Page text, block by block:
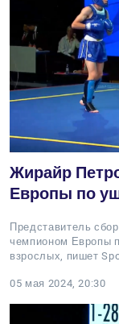
Жирайр
Европы по
Представитель
чемпионом Европы
взрослых, пишет
05 мая 2024, 20:30